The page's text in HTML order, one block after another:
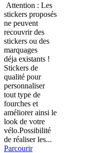
Attention : Les
stickers proposés
ne peuvent
recouvrir des
stickers ou des
marquages
déja existants !
Stickers de
qualité pour
personnaliser
tout type de
fourches et
améliorer ainsi le
look de votre
vélo.Possibilité
de réaliser les...
Parcourir